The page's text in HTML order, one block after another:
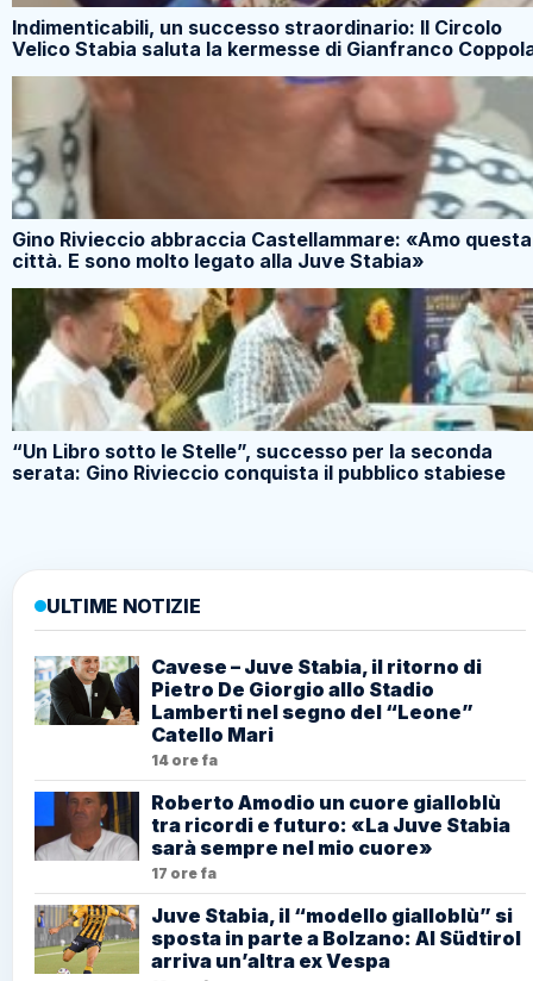
Indimenticabili, un successo straordinario: Il Circolo
Velico Stabia saluta la kermesse di Gianfranco
Gino Rivieccio abbraccia Castellammare: «Amo questa
città. E sono molto legato alla Juve Stabia»
“Un Libro sotto le Stelle”, successo per la seconda
serata: Gino Rivieccio conquista il pubblico stabiese
ULTIME NOTIZIE
Cavese – Juve Stabia, il ritorno di
Pietro De Giorgio allo Stadio
Lamberti nel segno del “Leone”
Catello Mari
14 ore fa
Roberto Amodio un cuore gialloblù
tra ricordi e futuro: «La Juve Stabia
sarà sempre nel mio cuore»
17 ore fa
Juve Stabia, il “modello gialloblù” si
sposta in parte a Bolzano: Al Südtirol
arriva un’altra ex Vespa